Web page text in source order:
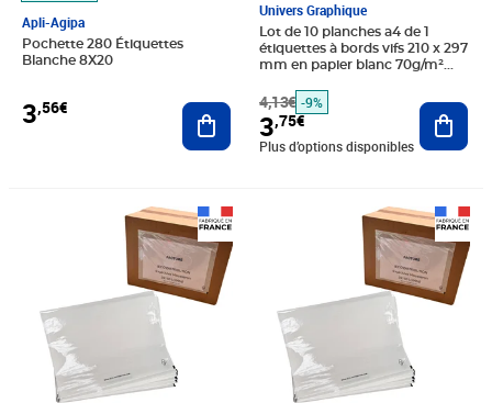
Apli-Agipa
Pochette 280 Étiquettes
Blanche 8X20
3,56€ Ajouter au panier
Univers Graphique
Lot de 10 planches a4 de 1
étiquettes à bords vifs 210 x 297
mm en papier blanc 70g/m²
4,13€ -9%
3,75€
Plus d’options disponibles